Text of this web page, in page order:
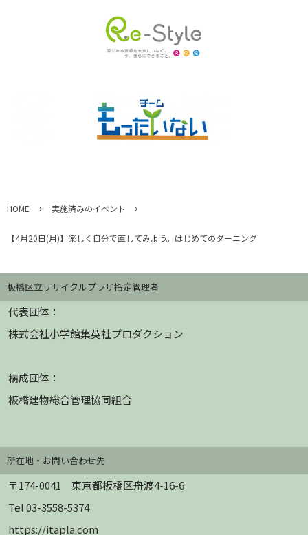
HOME 実施済みのイベント
【4月20日(月)】楽しく自分で直してみよう。はじめてのダーニング
板橋区立リサイクルプラザ指定管理者
代表団体：
株式会社小学館集英社プロダクション
構成団体：
板橋建物総合管理協同組合
所在地・お問い合わせ先
〒174-0041 東京都板橋区舟渡4-16-6
Tel 03-3558-5374
https://itapla.com